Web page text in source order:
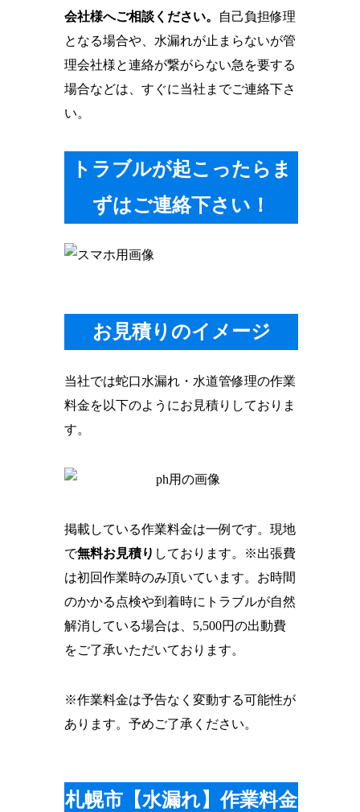
会社様へご相談ください。
自己負担修理
となる場合や、水漏れが止まらないが管
理会社様と連絡が繋がらない急を要する
場合などは、すぐに当社までご連絡下さ
い。
トラブルが起こったらま
ずはご連絡下さい！
お見積りのイメージ
当社では蛇口水漏れ・水道管修理の作業
料金を以下のようにお見積りしておりま
す。
掲載している作業料金は一例です。現地
で無料お見積り しております。※出張費
は初回作業時のみ頂いています。お時間
のかかる点検や到着時にトラブルが自然
解消している場合は、5,500円の出動費
をご了承いただいております。
※作業料金は予告なく変動する可能性が
あります。予めご了承ください。
札幌市【水漏れ】作業料金